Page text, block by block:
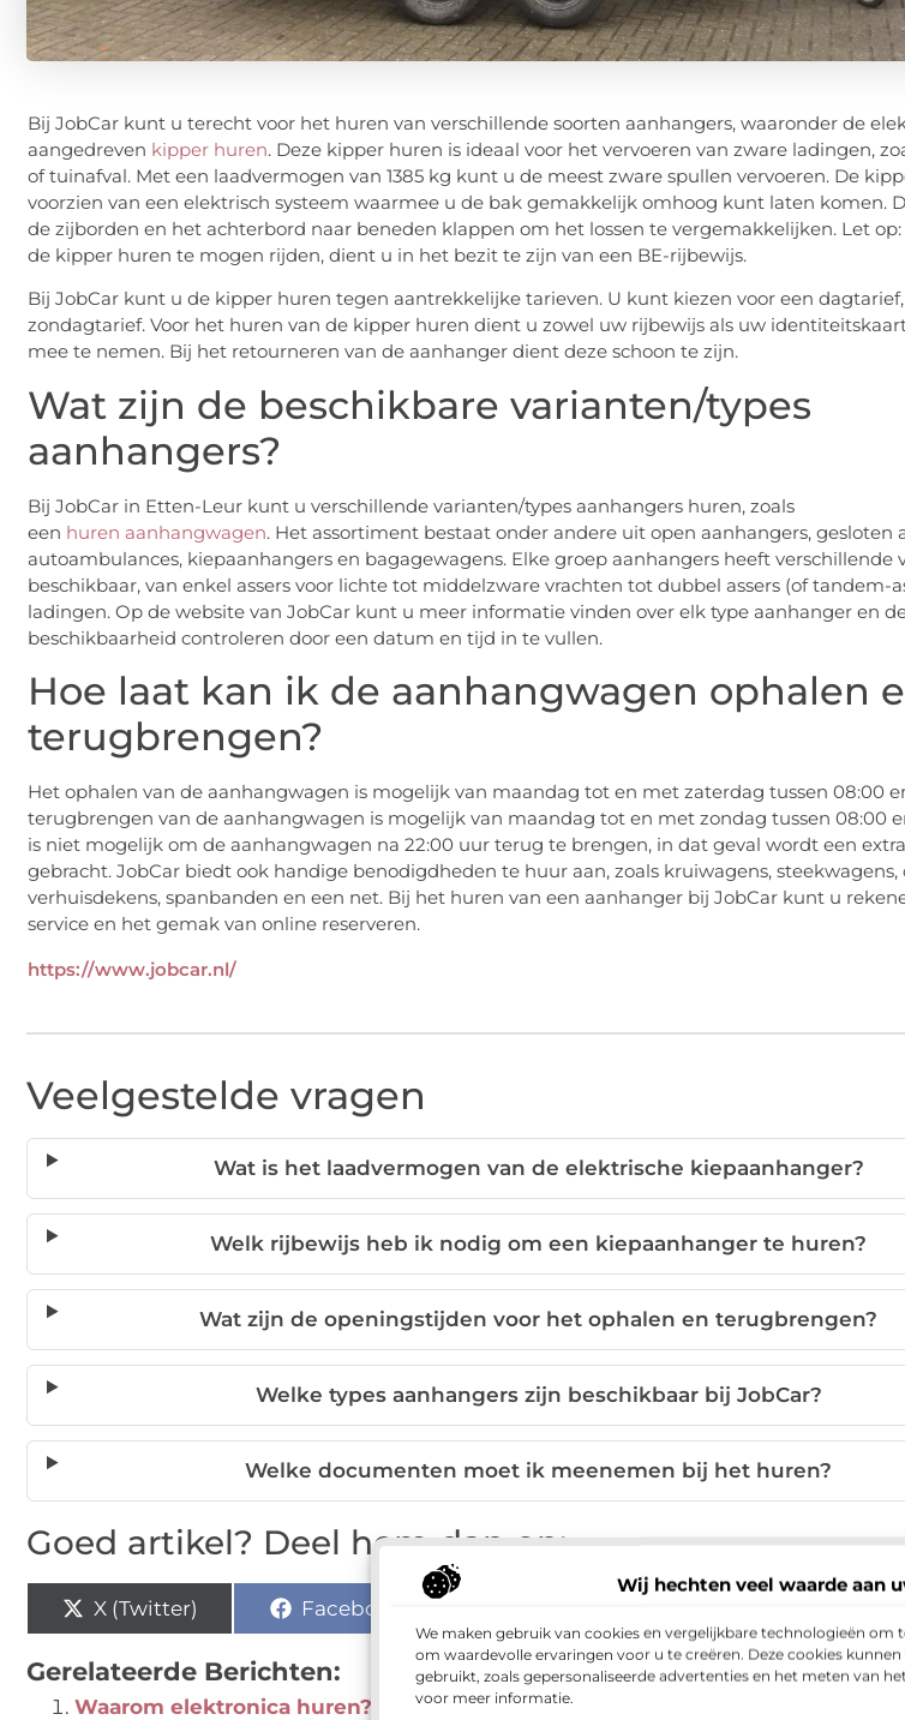
Wij hechten veel waarde aan
We maken gebruik van cookies en vergelijkbare technologieën om
om waardevolle ervaringen voor u te creëren. Deze cookies
gebruikt, zoals gepersonaliseerde advertenties en het meten van
voor meer informatie.
Bij JobCar kunt u terecht voor het huren van verschillende soorten aanhangers, waaronder de
aangedreven kipper huren. Deze kipper huren is ideaal voor het vervoeren van zware ladingen,
of tuinafval. Met een laadvermogen van 1385 kg kunt u de meest zware spullen vervoeren. De
voorzien van een elektrisch systeem waarmee u de bak gemakkelijk omhoog kunt laten komen.
de zijborden en het achterbord naar beneden klappen om het lossen te vergemakkelijken. Let
de kipper huren te mogen rijden, dient u in het bezit te zijn van een BE-rijbewijs.
Bij JobCar kunt u de kipper huren tegen aantrekkelijke tarieven. U kunt kiezen voor een
zondagtarief. Voor het huren van de kipper huren dient u zowel uw rijbewijs als uw
mee te nemen. Bij het retourneren van de aanhanger dient deze schoon te zijn.
Wat zijn de beschikbare varianten/types
aanhangers?
Bij JobCar in Etten-Leur kunt u verschillende varianten/types aanhangers huren, zoals
een huren aanhangwagen. Het assortiment bestaat onder andere uit open aanhangers, gesloten
autoambulances, kiepaanhangers en bagagewagens. Elke groep aanhangers heeft verschillende
beschikbaar, van enkel assers voor lichte tot middelzware vrachten tot dubbel assers (of tandem-
ladingen. Op de website van JobCar kunt u meer informatie vinden over elk type aanhanger en
beschikbaarheid controleren door een datum en tijd in te vullen.
Hoe laat kan ik de aanhangwagen ophalen
terugbrengen?
Het ophalen van de aanhangwagen is mogelijk van maandag tot en met zaterdag tussen 08:00
terugbrengen van de aanhangwagen is mogelijk van maandag tot en met zondag tussen 08:00
is niet mogelijk om de aanhangwagen na 22:00 uur terug te brengen, in dat geval wordt een
gebracht. JobCar biedt ook handige benodigdheden te huur aan, zoals kruiwagens,
verhuisdekens, spanbanden en een net. Bij het huren van een aanhanger bij JobCar kunt u
service en het gemak van online reserveren.
https://www.jobcar.nl/
Veelgestelde vragen
Wat is het laadvermogen van de elektrische kiepaanhanger?
Welk rijbewijs heb ik nodig om een kiepaanhanger te huren?
Wat zijn de openingstijden voor het ophalen en terugbrengen?
Welke types aanhangers zijn beschikbaar bij JobCar?
Welke documenten moet ik meenemen bij het huren?
Goed artikel? Deel hem dan op:
X (Twitter) Facebook
Gerelateerde Berichten:
Waarom elektronica huren?
De laatste jaren zijn de prijzen van alle apparaten flink